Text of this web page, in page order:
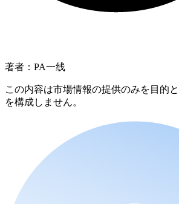
著者：PA一线
この内容は市場情報の提供のみを目的
を構成しません。